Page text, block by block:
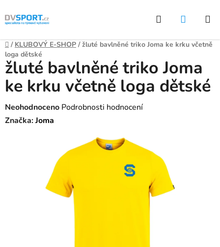
Přejít
na
Hledat
Domů
/ KLUBOVÝ E-SHOP / žluté bavlněné triko Joma ke krku včetně
loga dětské
žluté bavlněné triko Joma
ke krku včetně loga dětské
Průměrné
hodnocení
Neohodnoceno Podrobnosti hodnocení
Značka:Joma